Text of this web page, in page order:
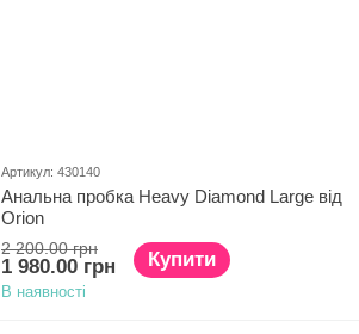
Артикул: 430140
Анальна пробка Heavy Diamond Large від
Orion
2 200.00 грн
1 980.00 грн Купити
В наявності